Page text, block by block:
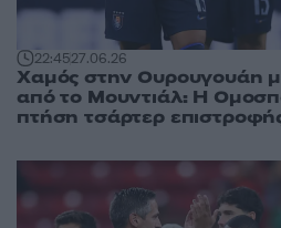
22:4527.06.26
Χαμός στην Ουρουγουάη
από το Μουντιάλ: Η
πτήση τσάρτερ